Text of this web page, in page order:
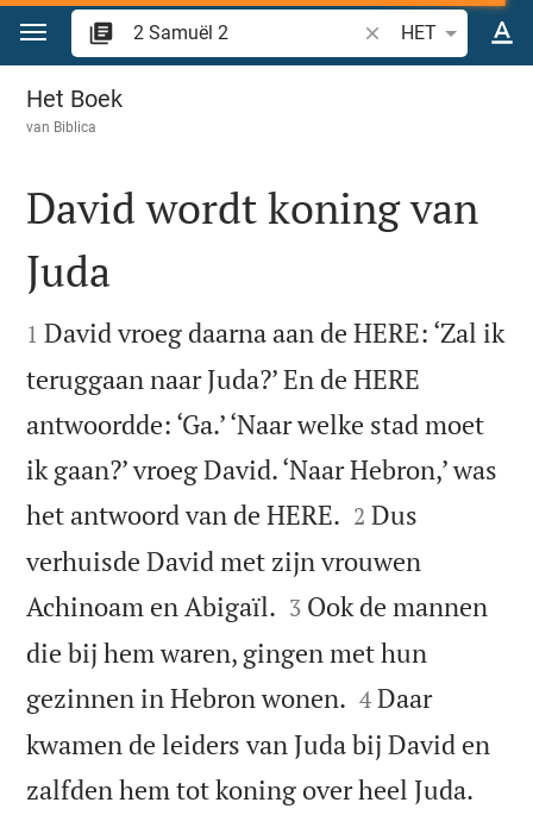
Spring naar inhoud
Zoek Bijbelvers of
HET
2 Samuël 2
Het Boek
van Biblica

David wordt koning van
Juda

1 David vroeg daarna aan de HERE: ‘Zal ik
teruggaan naar Juda?’ En de HERE
antwoordde: ‘Ga.’ ‘Naar welke stad moet
ik gaan?’ vroeg David. ‘Naar Hebron,’ was
het antwoord van de HERE. 

2 Dus
verhuisde David met zijn vrouwen
Achinoam en Abigaïl. 

3 Ook de mannen
die bij hem waren, gingen met hun
gezinnen in Hebron wonen. 

4 Daar
kwamen de leiders van Juda bij David en
zalfden hem tot koning over heel Juda.